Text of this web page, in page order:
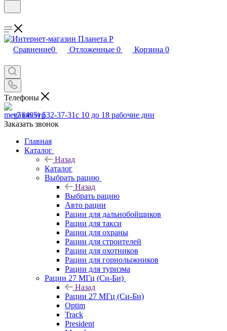
Сравнение0 Отложенные 0 Корзина 0
Телефоны
+7 (495) 532-37-31с 10 до 18 рабочие дни
Заказать звонок
Главная
Каталог
Назад
Каталог
Выбрать рацию
Назад
Выбрать рацию
Авто рации
Рации для дальнобойщиков
Рации для такси
Рации для охраны
Рации для строителей
Рации для охотников
Рации для горнолыжников
Рации для туризма
Рации 27 МГц (Си-Би)
Назад
Рации 27 МГц (Си-Би)
Optim
Track
President